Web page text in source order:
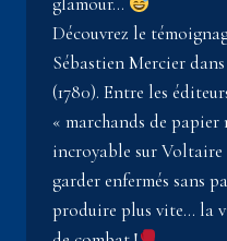
Découvrez le
Sébastien Mercier
(1780). Entre les
« marchands de
incroyable sur Voltaire
garder enfermés sans
produire plus vite… la